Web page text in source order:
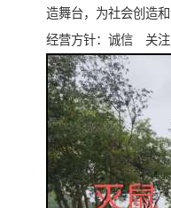
造舞台，为社会创造和
经营方针：诚信 关